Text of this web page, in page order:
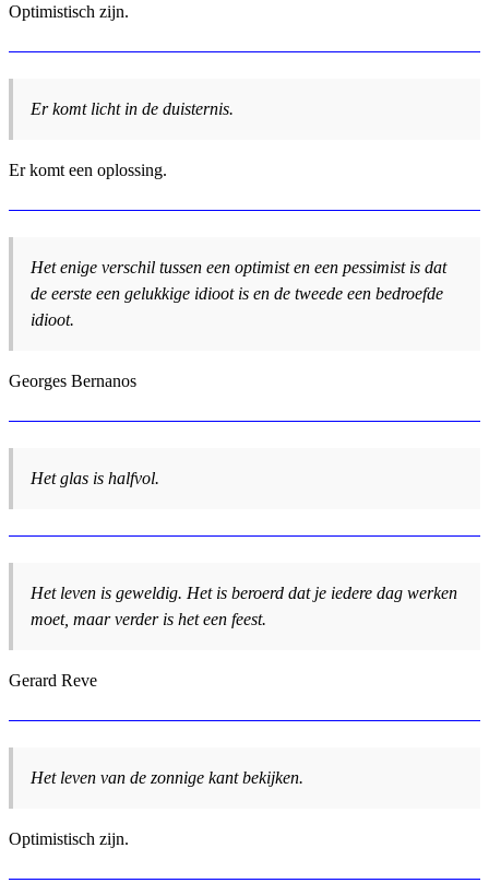
Optimistisch zijn.
Er komt licht in de duisternis.
Er komt een oplossing.
Het enige verschil tussen een optimist en een pessimist is dat
de eerste een gelukkige idioot is en de tweede een bedroefde
idioot.
Georges Bernanos
Het glas is halfvol.
Het leven is geweldig. Het is beroerd dat je iedere dag werken
moet, maar verder is het een feest.
Gerard Reve
Het leven van de zonnige kant bekijken.
Optimistisch zijn.